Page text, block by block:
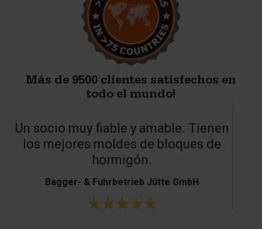
Más de 9500 clientes satisfechos en
todo el mundo!
Un socio muy fiable y amable. Tienen
los mejores moldes de bloques de
hormigón.
Bagger- & Fuhrbetrieb Jütte GmbH